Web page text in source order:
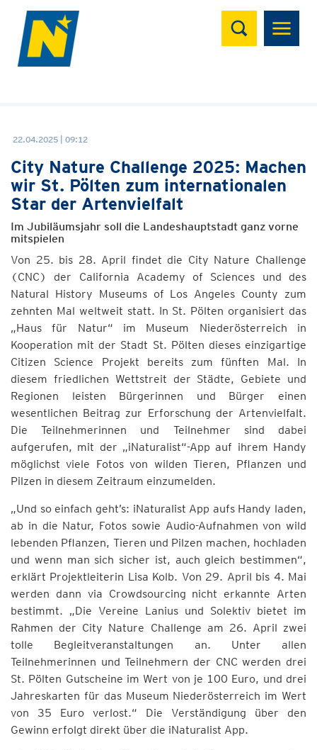
Suchen
22.04.2025 | 09:12
City Nature Challenge 2025: Machen
wir St. Pölten zum internationalen
Star der Artenvielfalt
Im Jubiläumsjahr soll die Landeshauptstadt ganz vorne
mitspielen
Von 25. bis 28. April findet die City Nature Challenge
(CNC) der California Academy of Sciences und des
Natural History Museums of Los Angeles County zum
zehnten Mal weltweit statt. In St. Pölten organisiert das
„Haus für Natur“ im Museum Niederösterreich in
Kooperation mit der Stadt St. Pölten dieses einzigartige
Citizen Science Projekt bereits zum fünften Mal. In
diesem friedlichen Wettstreit der Städte, Gebiete und
Regionen leisten Bürgerinnen und Bürger einen
wesentlichen Beitrag zur Erforschung der Artenvielfalt.
Die Teilnehmerinnen und Teilnehmer sind dabei
aufgerufen, mit der „iNaturalist“-App auf ihrem Handy
möglichst viele Fotos von wilden Tieren, Pflanzen und
Pilzen in diesem Zeitraum einzumelden.
„Und so einfach geht’s: iNaturalist App aufs Handy laden,
ab in die Natur, Fotos sowie Audio-Aufnahmen von wild
lebenden Pflanzen, Tieren und Pilzen machen, hochladen
und wenn man sich sicher ist, auch gleich bestimmen“,
erklärt Projektleiterin Lisa Kolb. Von 29. April bis 4. Mai
werden dann via Crowdsourcing nicht erkannte Arten
bestimmt. „Die Vereine Lanius und Solektiv bietet im
Rahmen der City Nature Challenge am 26. April zwei
tolle Begleitveranstaltungen an. Unter allen
Teilnehmerinnen und Teilnehmern der CNC werden drei
St. Pölten Gutscheine im Wert von je 100 Euro, und drei
Jahreskarten für das Museum Niederösterreich im Wert
von 35 Euro verlost.“ Die Verständigung über den
Gewinn erfolgt direkt über die iNaturalist App.